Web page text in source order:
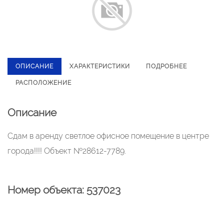
ОПИСАНИЕ ХАРАКТЕРИСТИКИ ПОДРОБНЕЕ
РАСПОЛОЖЕНИЕ
Описание
Сдам в аренду светлое офисное помещение в центре
города!!!! Объект №28612-7789.
Номер объекта: 537023